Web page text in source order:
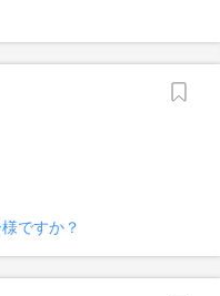
ですか？